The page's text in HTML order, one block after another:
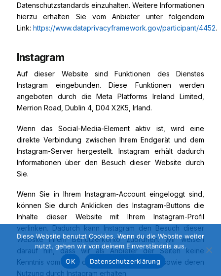
Datenschutzstandards einzuhalten. Weitere Informationen
hierzu erhalten Sie vom Anbieter unter folgendem
Link: https://www.dataprivacyframework.gov/participant/4452.
Instagram
Auf dieser Website sind Funktionen des Dienstes
Instagram eingebunden. Diese Funktionen werden
angeboten durch die Meta Platforms Ireland Limited,
Merrion Road, Dublin 4, D04 X2K5, Irland.
Wenn das Social-Media-Element aktiv ist, wird eine
direkte Verbindung zwischen Ihrem Endgerät und dem
Instagram-Server hergestellt. Instagram erhält dadurch
Informationen über den Besuch dieser Website durch
Sie.
Wenn Sie in Ihrem Instagram-Account eingeloggt sind,
können Sie durch Anklicken des Instagram-Buttons die
Inhalte dieser Website mit Ihrem Instagram-Profil
verlinken. Dadurch kann Instagram den Besuch dieser
Website Ihrem Benutzerkonto zuordnen. Wir weisen
darauf hin, dass wir als Anbieter der Seiten keine
Kenntnis vom Inhalt der übermittelten Daten sowie deren
Nutzung durch Instagram erhalten.
Diese Website benutzt Cookies. Wenn du die Website weiter
nutzt, gehen wir von deinem Einverständnis aus.
OK
Datenschutzerklärung